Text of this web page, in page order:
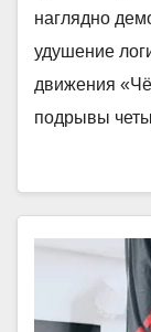
наглядно
удушение
движения
подрывы